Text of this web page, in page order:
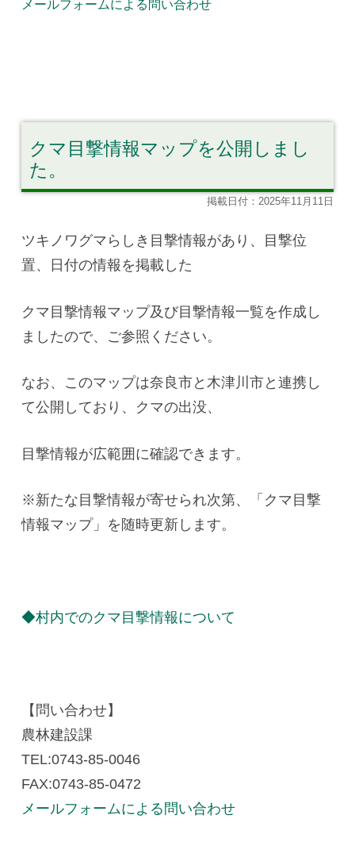
メールフォームによる問い合わせ
クマ目撃情報マップを公開しまし
た。
掲載日付：2025年11月11日
ツキノワグマらしき目撃情報があり、目撃位
置、日付の情報を掲載した
クマ目撃情報マップ及び目撃情報一覧を作成し
ましたので、ご参照ください。
なお、このマップは奈良市と木津川市と連携し
て公開しており、クマの出没、
目撃情報が広範囲に確認できます。
※新たな目撃情報が寄せられ次第、「クマ目撃
情報マップ」を随時更新します。
◆村内でのクマ目撃情報について
【問い合わせ】
農林建設課
TEL:0743-85-0046
FAX:0743-85-0472
メールフォームによる問い合わせ